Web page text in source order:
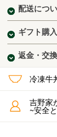
配送につ
ギフト購
返金・交
冷凍牛
吉野家
~安全